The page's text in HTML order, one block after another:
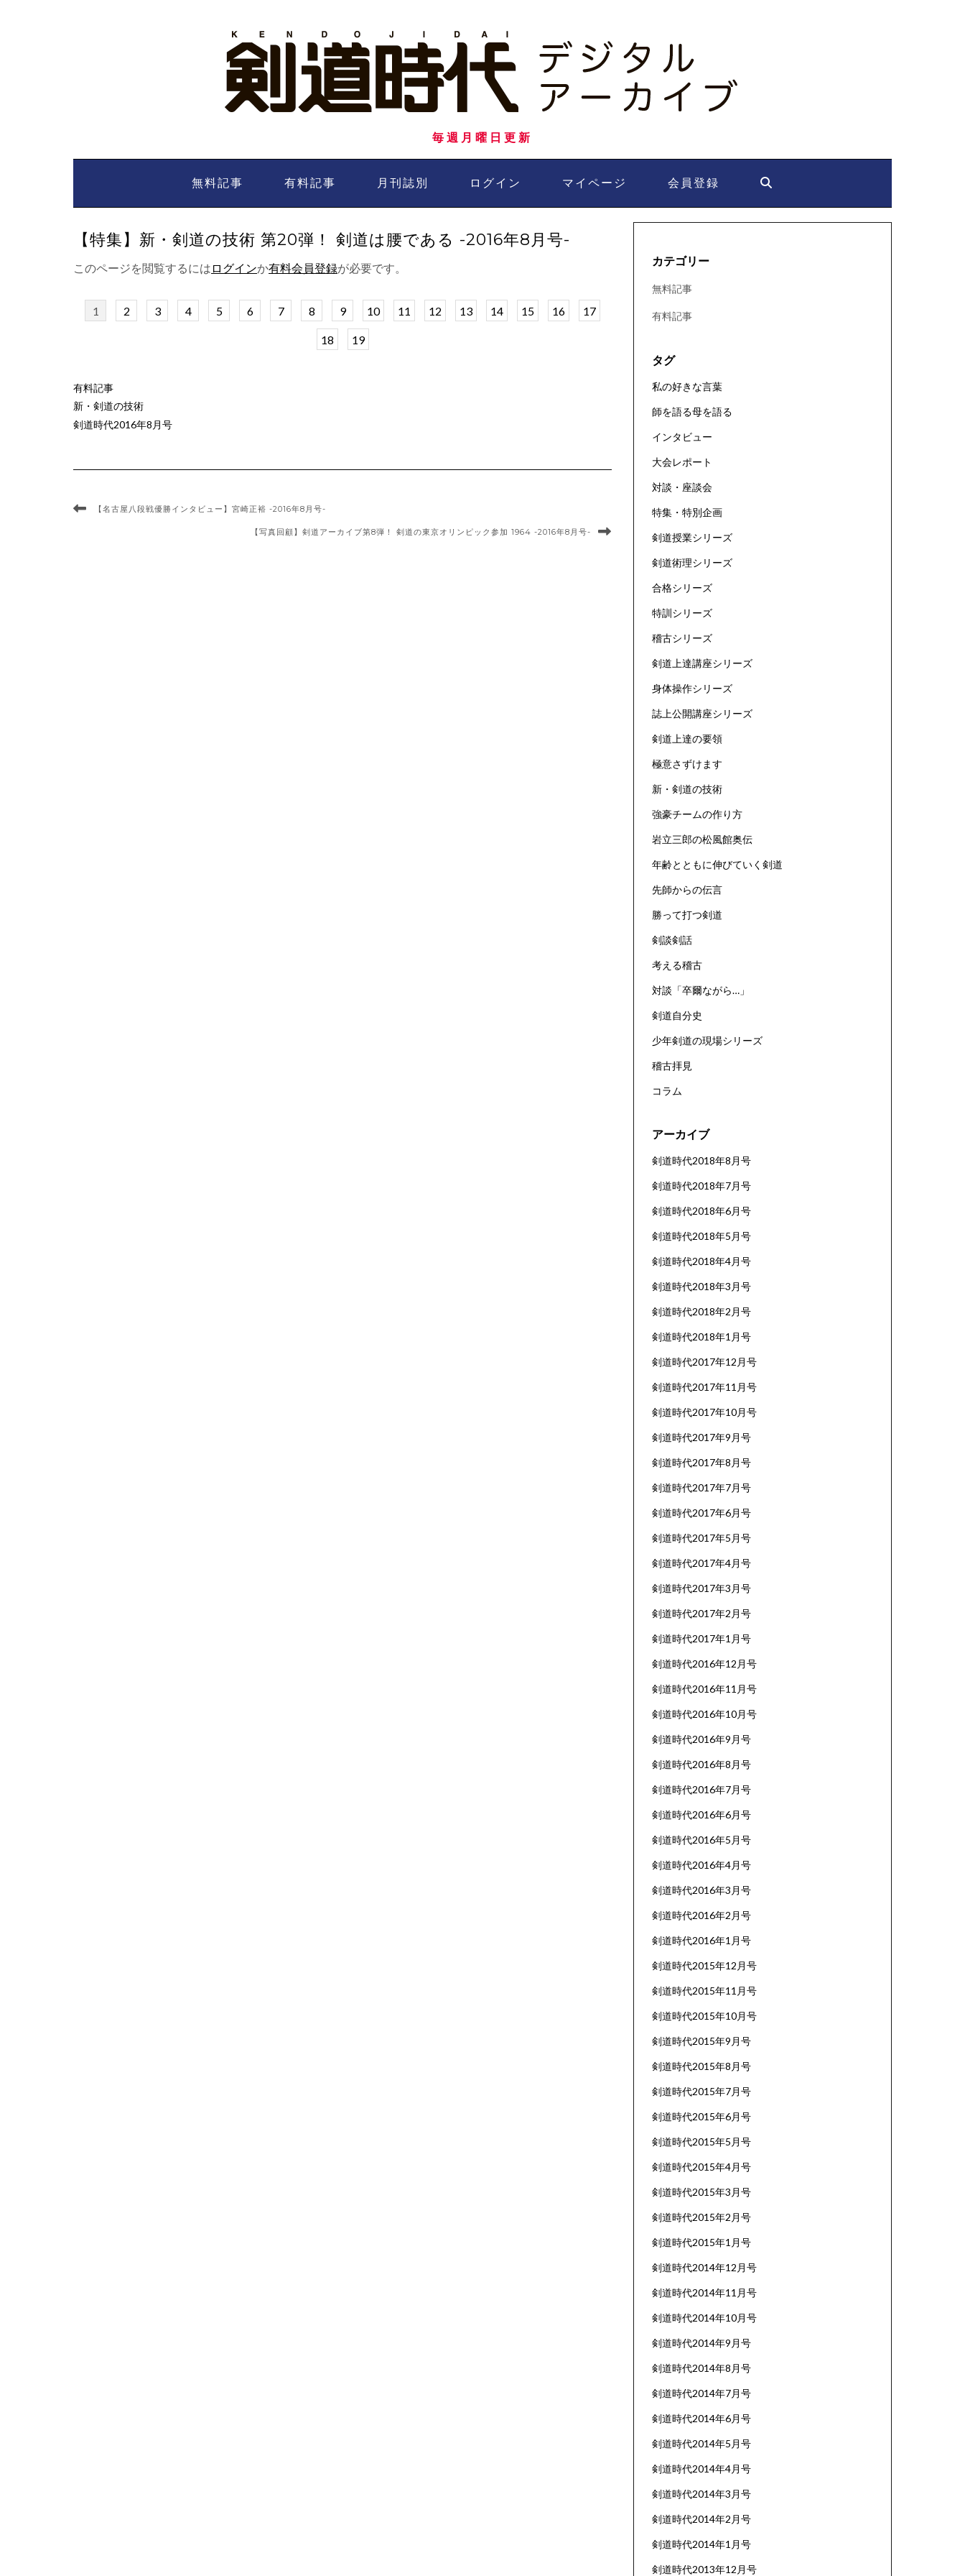
毎週月曜日更新
無料記事 有料記事 月刊誌別 ログイン マイページ 会員登録
【特集】新・剣道の技術 第20弾！ 剣道は腰である -2016年8月号-
このページを閲覧するには ログインか有料会員登録が必要です。
1 2 3 4 5 6 7 8 9 10 11 12 13 14 15 16 17
18 19
有料記事
新・剣道の技術
剣道時代2016年8月号
【名古屋八段戦優勝インタビュー】宮崎正裕 -2016年8月号-
【写真回顧】剣道アーカイブ第8弾！ 剣道の東京オリンピック参加 1964 -2016年8月号-
カテゴリー
無料記事
有料記事
タグ
私の好きな言葉
師を語る母を語る
インタビュー
大会レポート
対談・座談会
特集・特別企画
剣道授業シリーズ
剣道術理シリーズ
合格シリーズ
特訓シリーズ
稽古シリーズ
剣道上達講座シリーズ
身体操作シリーズ
誌上公開講座シリーズ
剣道上達の要領
極意さずけます
新・剣道の技術
強豪チームの作り方
岩立三郎の松風館奥伝
年齢とともに伸びていく剣道
先師からの伝言
勝って打つ剣道
剣談剣話
考える稽古
対談「卒爾ながら…」
剣道自分史
少年剣道の現場シリーズ
稽古拝見
コラム
アーカイブ
剣道時代2018年8月号
剣道時代2018年7月号
剣道時代2018年6月号
剣道時代2018年5月号
剣道時代2018年4月号
剣道時代2018年3月号
剣道時代2018年2月号
剣道時代2018年1月号
剣道時代2017年12月号
剣道時代2017年11月号
剣道時代2017年10月号
剣道時代2017年9月号
剣道時代2017年8月号
剣道時代2017年7月号
剣道時代2017年6月号
剣道時代2017年5月号
剣道時代2017年4月号
剣道時代2017年3月号
剣道時代2017年2月号
剣道時代2017年1月号
剣道時代2016年12月号
剣道時代2016年11月号
剣道時代2016年10月号
剣道時代2016年9月号
剣道時代2016年8月号
剣道時代2016年7月号
剣道時代2016年6月号
剣道時代2016年5月号
剣道時代2016年4月号
剣道時代2016年3月号
剣道時代2016年2月号
剣道時代2016年1月号
剣道時代2015年12月号
剣道時代2015年11月号
剣道時代2015年10月号
剣道時代2015年9月号
剣道時代2015年8月号
剣道時代2015年7月号
剣道時代2015年6月号
剣道時代2015年5月号
剣道時代2015年4月号
剣道時代2015年3月号
剣道時代2015年2月号
剣道時代2015年1月号
剣道時代2014年12月号
剣道時代2014年11月号
剣道時代2014年10月号
剣道時代2014年9月号
剣道時代2014年8月号
剣道時代2014年7月号
剣道時代2014年6月号
剣道時代2014年5月号
剣道時代2014年4月号
剣道時代2014年3月号
剣道時代2014年2月号
剣道時代2014年1月号
剣道時代2013年12月号